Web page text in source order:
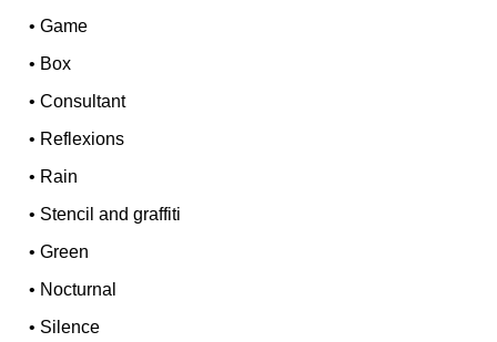
•Game
• Box
•Consultant
• Reflexions
• Rain
• Stencil and graffiti
•Green
• Nocturnal
• Silence